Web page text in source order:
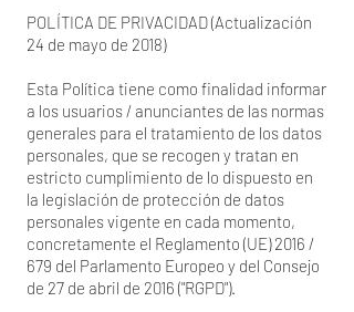
POLÍTICA DE PRIVACIDAD (Actualización
24 de mayo de 2018)
Esta Política tiene como finalidad informar
a los usuarios / anunciantes de las normas
generales para el tratamiento de los datos
personales, que se recogen y tratan en
estricto cumplimiento de lo dispuesto en
la legislación de protección de datos
personales vigente en cada momento,
concretamente el Reglamento (UE) 2016 /
679 del Parlamento Europeo y del Consejo
de 27 de abril de 2016 ("RGPD").